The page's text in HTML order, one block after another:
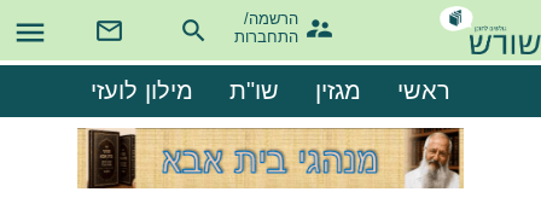

הרשמה/
התחברות
ראשי מגזין שו"ת מילון לועזי